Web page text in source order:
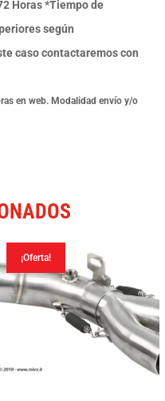
Horas *Tiempo de
según
caso contactaremos con
en web. Modalidad envío y/o
¡Oferta!